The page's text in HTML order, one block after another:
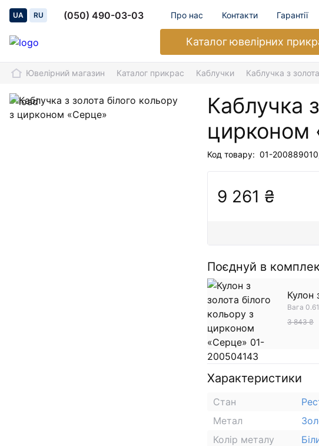
UA RU (050) 490-03-03 Про нас Контакти Гарантії
Каталогювелірних
Ювелірний магазин Каталог прикрас Каблучки Каблучка з
Каблучка
цирконом
Код товару: 01-200889010
9 261 ₴
Поєднуй в
Кулон
Вага
3 843 ₴
Характеристики
Стан
Метал
Колір металу